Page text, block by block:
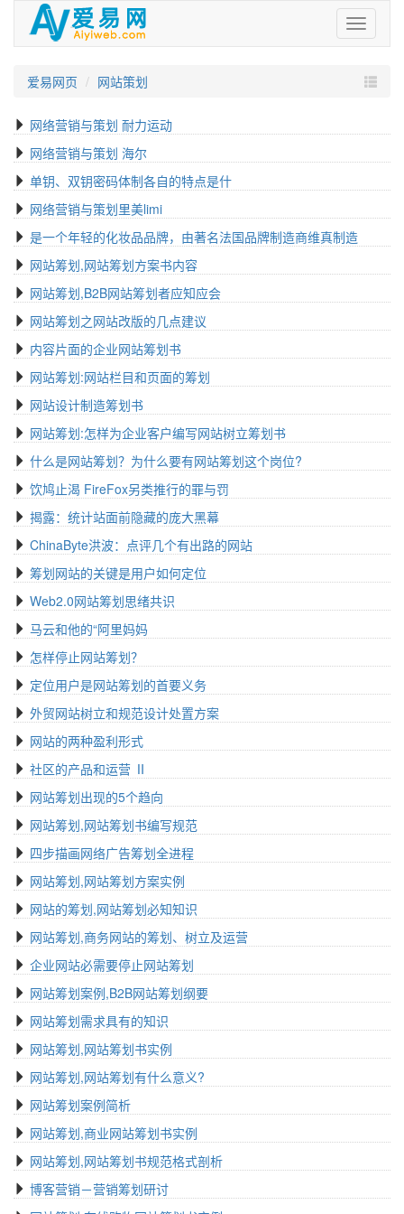
爱
易
爱易网页
网站策划
网络营销与策划 耐力运动
网络营销与策划 海尔
单钥、双钥密码体制各自的特点是什
网络营销与策划里美limi
是一个年轻的化妆品品牌，由著名法国品牌制造商维真制造
网站筹划,网站筹划方案书内容
网站筹划,B2B网站筹划者应知应会
网站筹划之网站改版的几点建议
内容片面的企业网站筹划书
网站筹划:网站栏目和页面的筹划
网站设计制造筹划书
网站筹划:怎样为企业客户编写网站树立筹划书
什么是网站筹划？为什么要有网站筹划这个岗位?
饮鸠止渴 FireFox另类推行的罪与罚
揭露：统计站面前隐藏的庞大黑幕
ChinaByte洪波：点评几个有出路的网站
筹划网站的关键是用户如何定位
Web2.0网站筹划思绪共识
马云和他的“阿里妈妈
怎样停止网站筹划？
定位用户是网站筹划的首要义务
外贸网站树立和规范设计处置方案
网站的两种盈利形式
社区的产品和运营 Ⅱ
网站筹划出现的5个趋向
网站筹划,网站筹划书编写规范
四步描画网络广告筹划全进程
网站筹划,网站筹划方案实例
网站的筹划,网站筹划必知知识
网站筹划,商务网站的筹划、树立及运营
企业网站必需要停止网站筹划
网站筹划案例,B2B网站筹划纲要
网站筹划需求具有的知识
网站筹划,网站筹划书实例
网站筹划,网站筹划有什么意义?
网站筹划案例简析
网站筹划,商业网站筹划书实例
网站筹划,网站筹划书规范格式剖析
博客营销－营销筹划研讨